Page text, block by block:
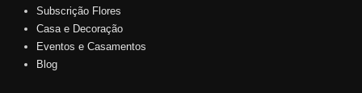
Subscrição Flores
Casa e Decoração
Eventos e Casamentos
Blog